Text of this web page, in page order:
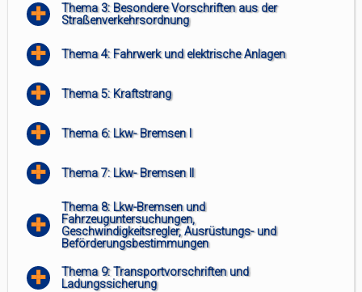
Thema 3: Besondere Vorschriften aus der
Straßenverkehrsordnung
Thema 4: Fahrwerk und elektrische Anlagen
Thema 5: Kraftstrang
Thema 6: Lkw- Bremsen I
Thema 7: Lkw- Bremsen II
Thema 8: Lkw-Bremsen und
Fahrzeuguntersuchungen,
Geschwindigkeitsregler, Ausrüstungs- und
Beförderungsbestimmungen
Thema 9: Transportvorschriften und
Ladungssicherung